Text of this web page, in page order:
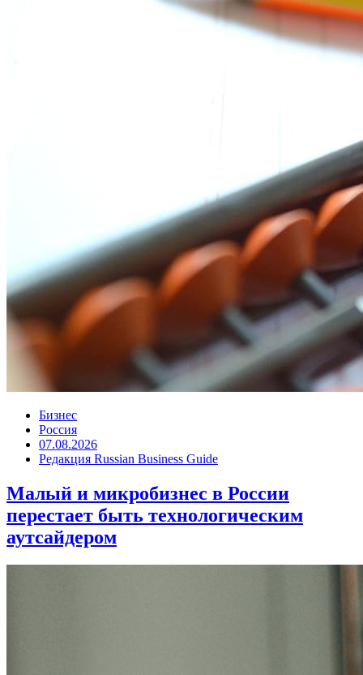
Бизнес
Россия
07.08.2026
Редакция Russian Business Guide
Малый и микробизнес в России
перестает быть технологическим
аутсайдером